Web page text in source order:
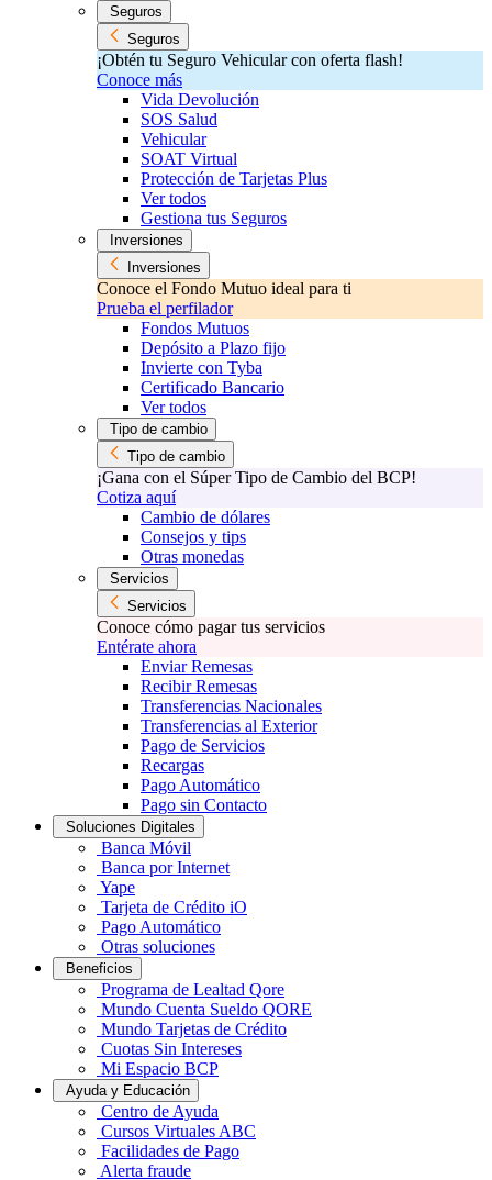
Seguros
Seguros
¡Obtén tu Seguro Vehicular con oferta flash!
Conoce más
Vida Devolución
SOS Salud
Vehicular
SOAT Virtual
Protección de Tarjetas Plus
Ver todos
Gestiona tus Seguros
Inversiones
Inversiones
Conoce el Fondo Mutuo ideal para ti
Prueba el perfilador
Fondos Mutuos
Depósito a Plazo fijo
Invierte con Tyba
Certificado Bancario
Ver todos
Tipo de cambio
Tipo de cambio
¡Gana con el Súper Tipo de Cambio del BCP!
Cotiza aquí
Cambio de dólares
Consejos y tips
Otras monedas
Servicios
Servicios
Conoce cómo pagar tus servicios
Entérate ahora
Enviar Remesas
Recibir Remesas
Transferencias Nacionales
Transferencias al Exterior
Pago de Servicios
Recargas
Pago Automático
Pago sin Contacto
Soluciones Digitales
Banca Móvil
Banca por Internet
Yape
Tarjeta de Crédito iO
Pago Automático
Otras soluciones
Beneficios
Programa de Lealtad Qore
Mundo Cuenta Sueldo QORE
Mundo Tarjetas de Crédito
Cuotas Sin Intereses
Mi Espacio BCP
Ayuda y Educación
Centro de Ayuda
Cursos Virtuales ABC
Facilidades de Pago
Alerta fraude